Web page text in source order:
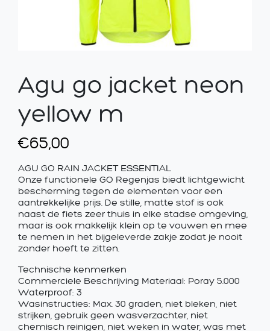
Agu go jacket neon
yellow m
€65,00
AGU GO RAIN JACKET ESSENTIAL
Onze functionele GO Regenjas biedt lichtgewicht
bescherming tegen de elementen voor een
aantrekkelijke prijs. De stille, matte stof is ook
naast de fiets zeer thuis in elke stadse omgeving,
maar is ook makkelijk klein op te vouwen en mee
te nemen in het bijgeleverde zakje zodat je nooit
zonder hoeft te zitten.
Technische kenmerken
Commerciele Beschrijving Materiaal: Poray 5.000
Waterproof: 3
Wasinstructies: Max. 30 graden, niet bleken, niet
strijken, gebruik geen wasverzachter, niet
chemisch reinigen, niet weken in water, was met